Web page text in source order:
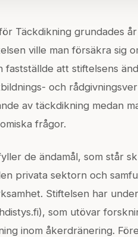
Täckdikning grundades
ville man försäkra sig
fastställde att stiftelsens
och
av täckdikning medan
frågor.
de ändamål, som står
privata sektorn och
Stiftelsen har
som utövar
inom åkerdränering.